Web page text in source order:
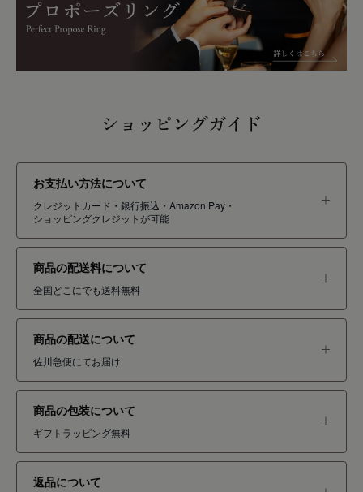
ショッピングガイド
お支払い方法について
クレジットカード・銀行振込・Amazon Pay・
ショッピングクレジットが可能
商品の配送料について
全国どこにでも送料無料
商品の配送について
佐川急便にてお届け
商品の包装について
ギフトラッピング無料
返品について